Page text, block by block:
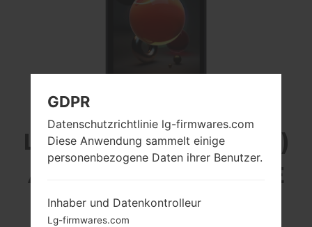
LG X210JM (LMX210JM)
AUS DER LG K9-SERIE
GDPR
Datenschutzrichtlinie lg-firmwares.com
Diese Anwendung sammelt einige
personenbezogene Daten ihrer Benutzer.
Inhaber und Datenkontrolleur
Lg-firmwares.com